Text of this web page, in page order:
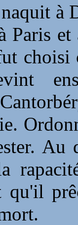
à
Paris
choisi
qu'il